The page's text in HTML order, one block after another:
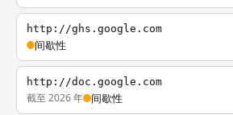
http://ghs.google.com
间歇性
http://doc.google.com
截至 2026 年 间歇性